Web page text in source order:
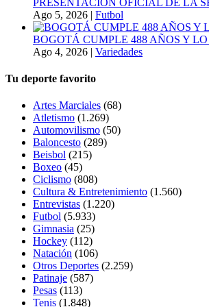
Ago 5, 2026 | Futbol
BOGOTÁ CUMPLE 488 AÑOS Y
Ago 4, 2026 | Variedades
Tu deporte favorito
Artes Marciales (68)
Atletismo (1.269)
Automovilismo (50)
Baloncesto (289)
Beisbol (215)
Boxeo (45)
Ciclismo (808)
Cultura & Entretenimiento (1.560)
Entrevistas (1.220)
Futbol (5.933)
Gimnasia (25)
Hockey (112)
Natación (106)
Otros Deportes (2.259)
Patinaje (587)
Pesas (113)
Tenis (1.848)